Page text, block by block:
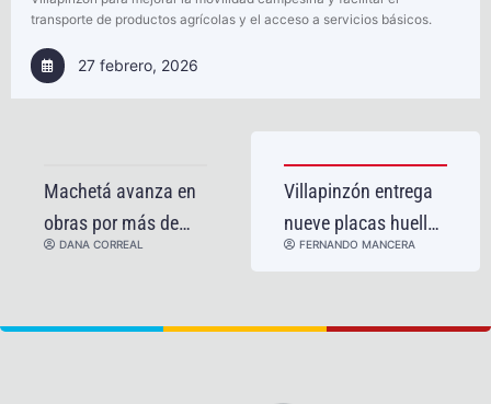
transporte de productos agrícolas y el acceso a servicios básicos.
27 febrero, 2026
Machetá avanza en
obras por más de
$8.200 millones que
DANA CORREAL
Villapinzón entrega
nueve placas huella
para mejorar la
FERNANDO MANCERA